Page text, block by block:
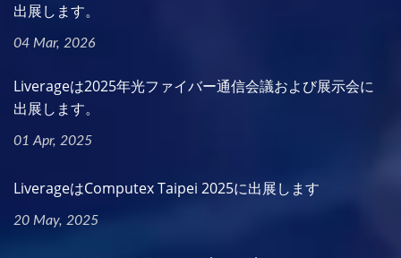
出展します。
04 Mar, 2026
Liverageは2025年光ファイバー通信会議および展示会に
出展します。
01 Apr, 2025
LiverageはComputex Taipei 2025に出展します
20 May, 2025